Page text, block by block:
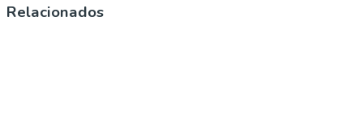
Relacionados